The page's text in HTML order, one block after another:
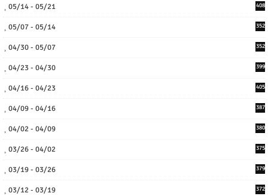
05/14 - 05/21 408
05/07 - 05/14 352
04/30 - 05/07 352
04/23 - 04/30 399
04/16 - 04/23 405
04/09 - 04/16 387
04/02 - 04/09 380
03/26 - 04/02 375
03/19 - 03/26 379
03/12 - 03/19 372